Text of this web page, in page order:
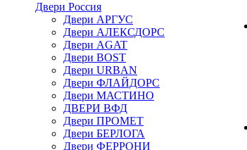
Двери Россия
Двери АРГУС
Двери АЛЕКСДОРС
Двери AGAT
Двери BOST
Двери URBAN
Двери ФЛАЙДОРС
Двери МАСТИНО
ДВЕРИ ВФД
Двери ПРОМЕТ
Двери БЕРЛОГА
Двери ФЕРРОНИ